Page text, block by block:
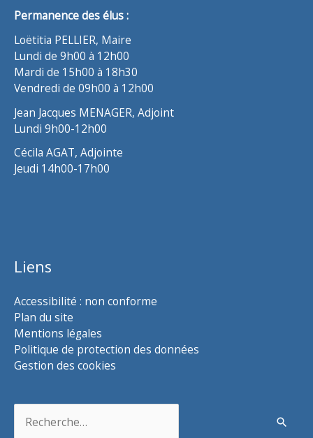
Permanence des élus :
Loëtitia PELLIER, Maire
Lundi de 9h00 à 12h00
Mardi de 15h00 à 18h30
Vendredi de 09h00 à 12h00
Jean Jacques MENAGER, Adjoint
Lundi 9h00-12h00
Cécila AGAT, Adjointe
Jeudi 14h00-17h00
Liens
Accessibilité : non conforme
Plan du site
Mentions légales
Politique de protection des données
Gestion des cookies